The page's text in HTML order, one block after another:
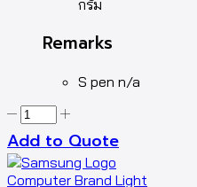
กรัม
Remarks
S pen n/a
Add to Quote